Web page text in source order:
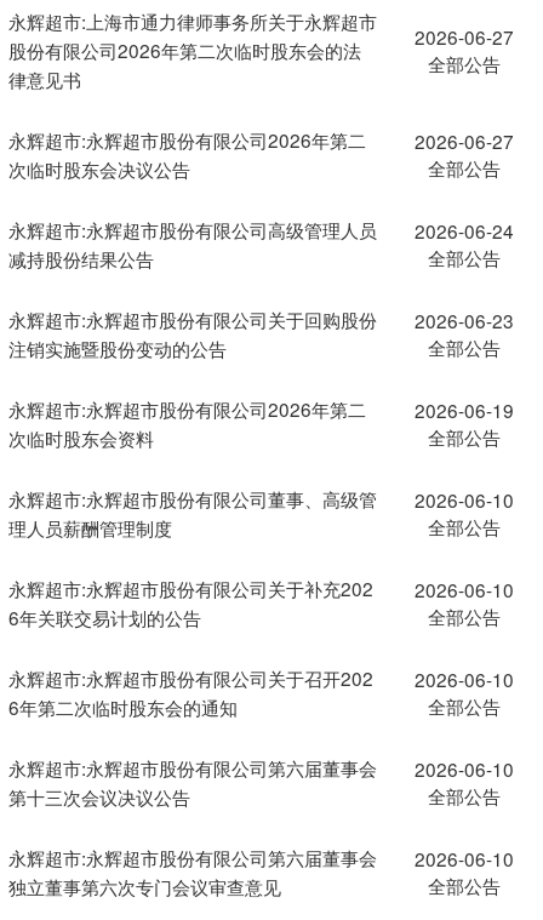
永辉超市:上海市通力律师事务所关于永辉超市
股份有限公司2026年第二次临时股东会的法
律意见书
2026-06-27
全部公告
永辉超市:永辉超市股份有限公司2026年第二
次临时股东会决议公告
2026-06-27
全部公告
永辉超市:永辉超市股份有限公司高级管理人员
减持股份结果公告
2026-06-24
全部公告
永辉超市:永辉超市股份有限公司关于回购股份
注销实施暨股份变动的公告
2026-06-23
全部公告
永辉超市:永辉超市股份有限公司2026年第二
次临时股东会资料
2026-06-19
全部公告
永辉超市:永辉超市股份有限公司董事、高级管
理人员薪酬管理制度
2026-06-10
全部公告
永辉超市:永辉超市股份有限公司关于补充202
6年关联交易计划的公告
2026-06-10
全部公告
永辉超市:永辉超市股份有限公司关于召开202
6年第二次临时股东会的通知
2026-06-10
全部公告
永辉超市:永辉超市股份有限公司第六届董事会
第十三次会议决议公告
2026-06-10
全部公告
永辉超市:永辉超市股份有限公司第六届董事会
独立董事第六次专门会议审查意见
2026-06-10
全部公告